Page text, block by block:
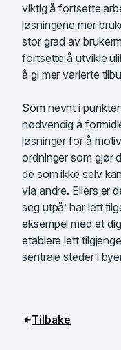
viktig å fortsette
løsningene mer
stor grad av
fortsette å utvikle
å gi mer varierte
Som nevnt i
nødvendig å
løsninger for å
ordninger som gjør
de som ikke selv
via andre. Ellers er
seg utpå’ har lett
eksempel med et
etablere lett
sentrale steder i
Tilbake